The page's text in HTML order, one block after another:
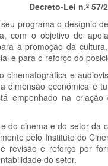
Decreto-Lei n.º 57/
programa o desígnio
com o objetivo de
a promoção da
e para o reforço do
e
dimensão económica e
empenhado na
do cinema e do setor
pelo Instituto do
revisão e reforço por
do setor.